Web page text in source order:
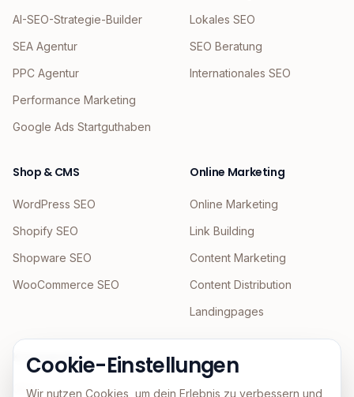
AI-SEO-Strategie-Builder
SEA Agentur
PPC Agentur
Performance Marketing
Google Ads Startguthaben
Lokales SEO
SEO Beratung
Internationales SEO
Shop & CMS
WordPress SEO
Shopify SEO
Shopware SEO
WooCommerce SEO
Online Marketing
Online Marketing
Link Building
Content Marketing
Content Distribution
Landingpages
KI & Agentic
GEO
Cookie-Einstellungen
Wir nutzen Cookies, um dein Erlebnis zu verbessern und